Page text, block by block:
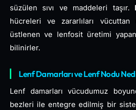
süzülen sıvı ve maddeleri taşır.
hücreleri ve zararlıları vücuttan
üstlenen ve lenfosit üretimi
bilinirler.
Lenf Damarları ve Lenf Nodu
Lenf damarları vücudumuz
bezleri ile entegre edilmiş bir